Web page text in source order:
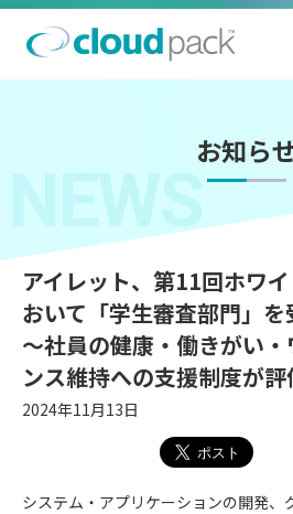
お知ら
アイレット、第11回ホワ
おいて「学生審査部門」を
〜社員の健康・働きがい
ンス維持への支援制度が評
2024年11月13日
システム・アプリケーションの開発、